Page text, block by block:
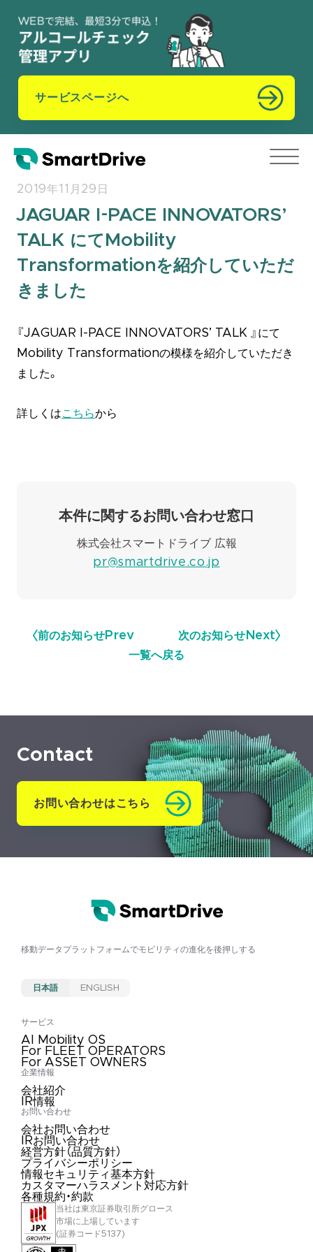
サービスページへ
2019年11月29日
JAGUAR I-PACE INNOVATORS’
TALK にてMobility
Transformationを紹介していただ
きました
『JAGUAR I-PACE INNOVATORS’ TALK 』にて
Mobility Transformationの模様を紹介していただき
ました。
詳しくはこちらから
本件に関するお問い合わせ窓口
株式会社スマートドライブ 広報
pr@smartdrive.co.jp
前のお知らせPrev 次のお知らせ Next
一覧へ戻る
Contact
お問い合わせはこちら
移動データプラットフォームでモビリティの進化を後押しする
日本語 ENGLISH
サービス
AI Mobility OS
For FLEET OPERATORS
For ASSET OWNERS
企業情報
会社紹介
IR情報
お問い合わせ
会社お問い合わせ
IRお問い合わせ
経営方針（品質方針）
プライバシーポリシー
情報セキュリティ基本方針
カスタマーハラスメント対応方針
各種規約・約款
当社は東京証券取引所グロース
市場に上場しています
(証券コード5137)